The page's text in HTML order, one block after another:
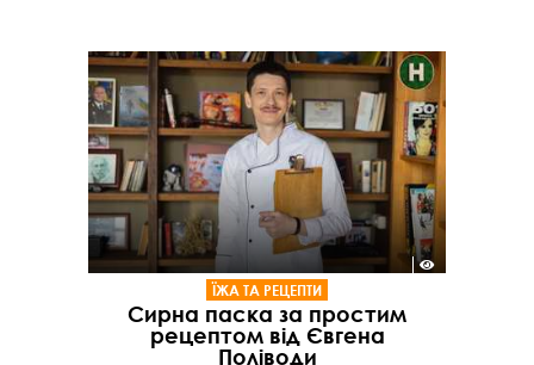
ЇЖА ТА РЕЦЕПТИ
Сирна паска за простим
рецептом від Євгена
Поліводи